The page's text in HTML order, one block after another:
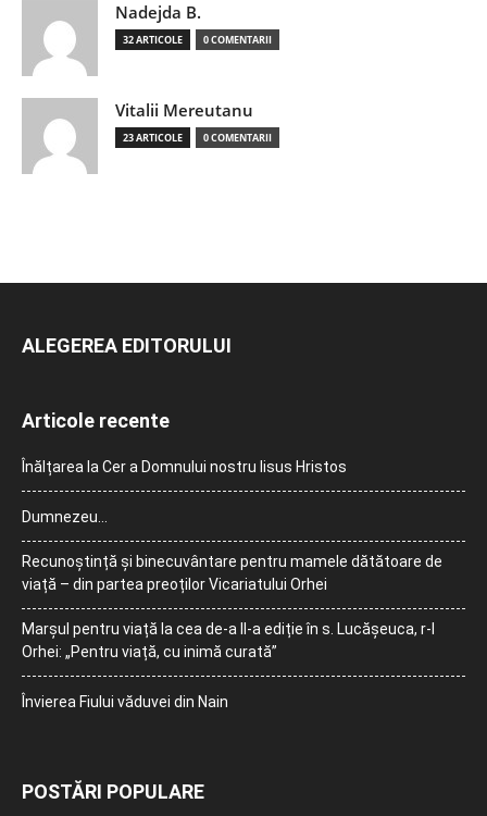
Nadejda B.
32 ARTICOLE 0 COMENTARII
Vitalii Mereutanu
23 ARTICOLE 0 COMENTARII
ALEGEREA EDITORULUI
Articole recente
Înălțarea la Cer a Domnului nostru Iisus Hristos
Dumnezeu…
Recunoștință și binecuvântare pentru mamele dătătoare de
viață – din partea preoților Vicariatului Orhei
Marșul pentru viață la cea de-a II-a ediție în s. Lucășeuca, r-l
Orhei: „Pentru viață, cu inimă curată”
Învierea Fiului văduvei din Nain
POSTĂRI POPULARE